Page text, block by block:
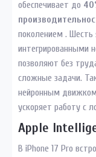
обеспечивает до
поколением . Шесть
интегрированными
позволяют без
сложные задачи.
нейронным
ускоряет работу с
Apple
В iPhone 17 Pro